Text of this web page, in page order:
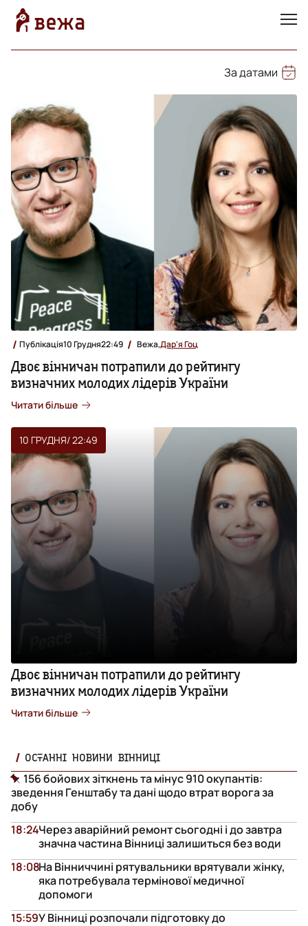
За датами
Публікація10 Грудня22:49 Вежа,Дар'я Гоц
Двоє вінничан потрапили до рейтингу
визначних молодих лідерів України
Читати більше
10 ГРУДНЯ/ 22:49
Двоє вінничан потрапили до рейтингу
визначних молодих лідерів України
Читати більше
ОСТАННІ НОВИНИ ВІННИЦІ
156 бойових зіткнень та мінус 910 окупантів:
зведення Генштабу та дані щодо втрат ворога за
добу
Через аварійний ремонт сьогодні і до завтра
значна частина Вінниці залишиться без води
18:24
На Вінниччині рятувальники врятували жінку,
яка потребувала термінової медичної
допомоги
18:08
У Вінниці розпочали підготовку до
15:59